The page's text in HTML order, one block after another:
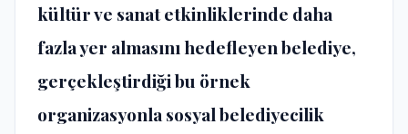
kültür ve sanat etkinliklerinde daha
fazla yer almasını hedefleyen belediye,
gerçekleştirdiği bu örnek
organizasyonla sosyal belediyecilik